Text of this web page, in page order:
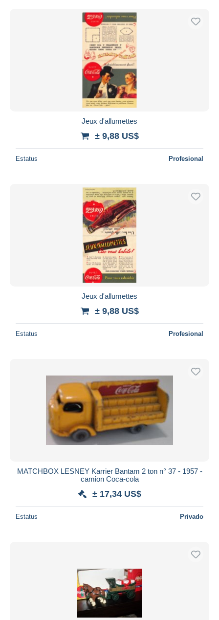
Jeux d'allumettes
± 9,88 US$
Estatus Profesional
Jeux d'allumettes
± 9,88 US$
Estatus Profesional
MATCHBOX LESNEY Karrier Bantam 2 ton n° 37 - 1957 -
camion Coca-cola
± 17,34 US$
Estatus Privado